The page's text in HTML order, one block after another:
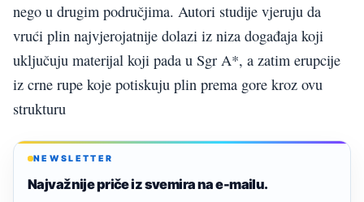
nego u drugim područjima. Autori studije vjeruju da
vrući plin najvjerojatnije dolazi iz niza događaja koji
uključuju materijal koji pada u Sgr A*, a zatim erupcije
iz crne rupe koje potiskuju plin prema gore kroz ovu
strukturu
NEWSLETTER
Najvažnije priče iz svemira na e-mailu.